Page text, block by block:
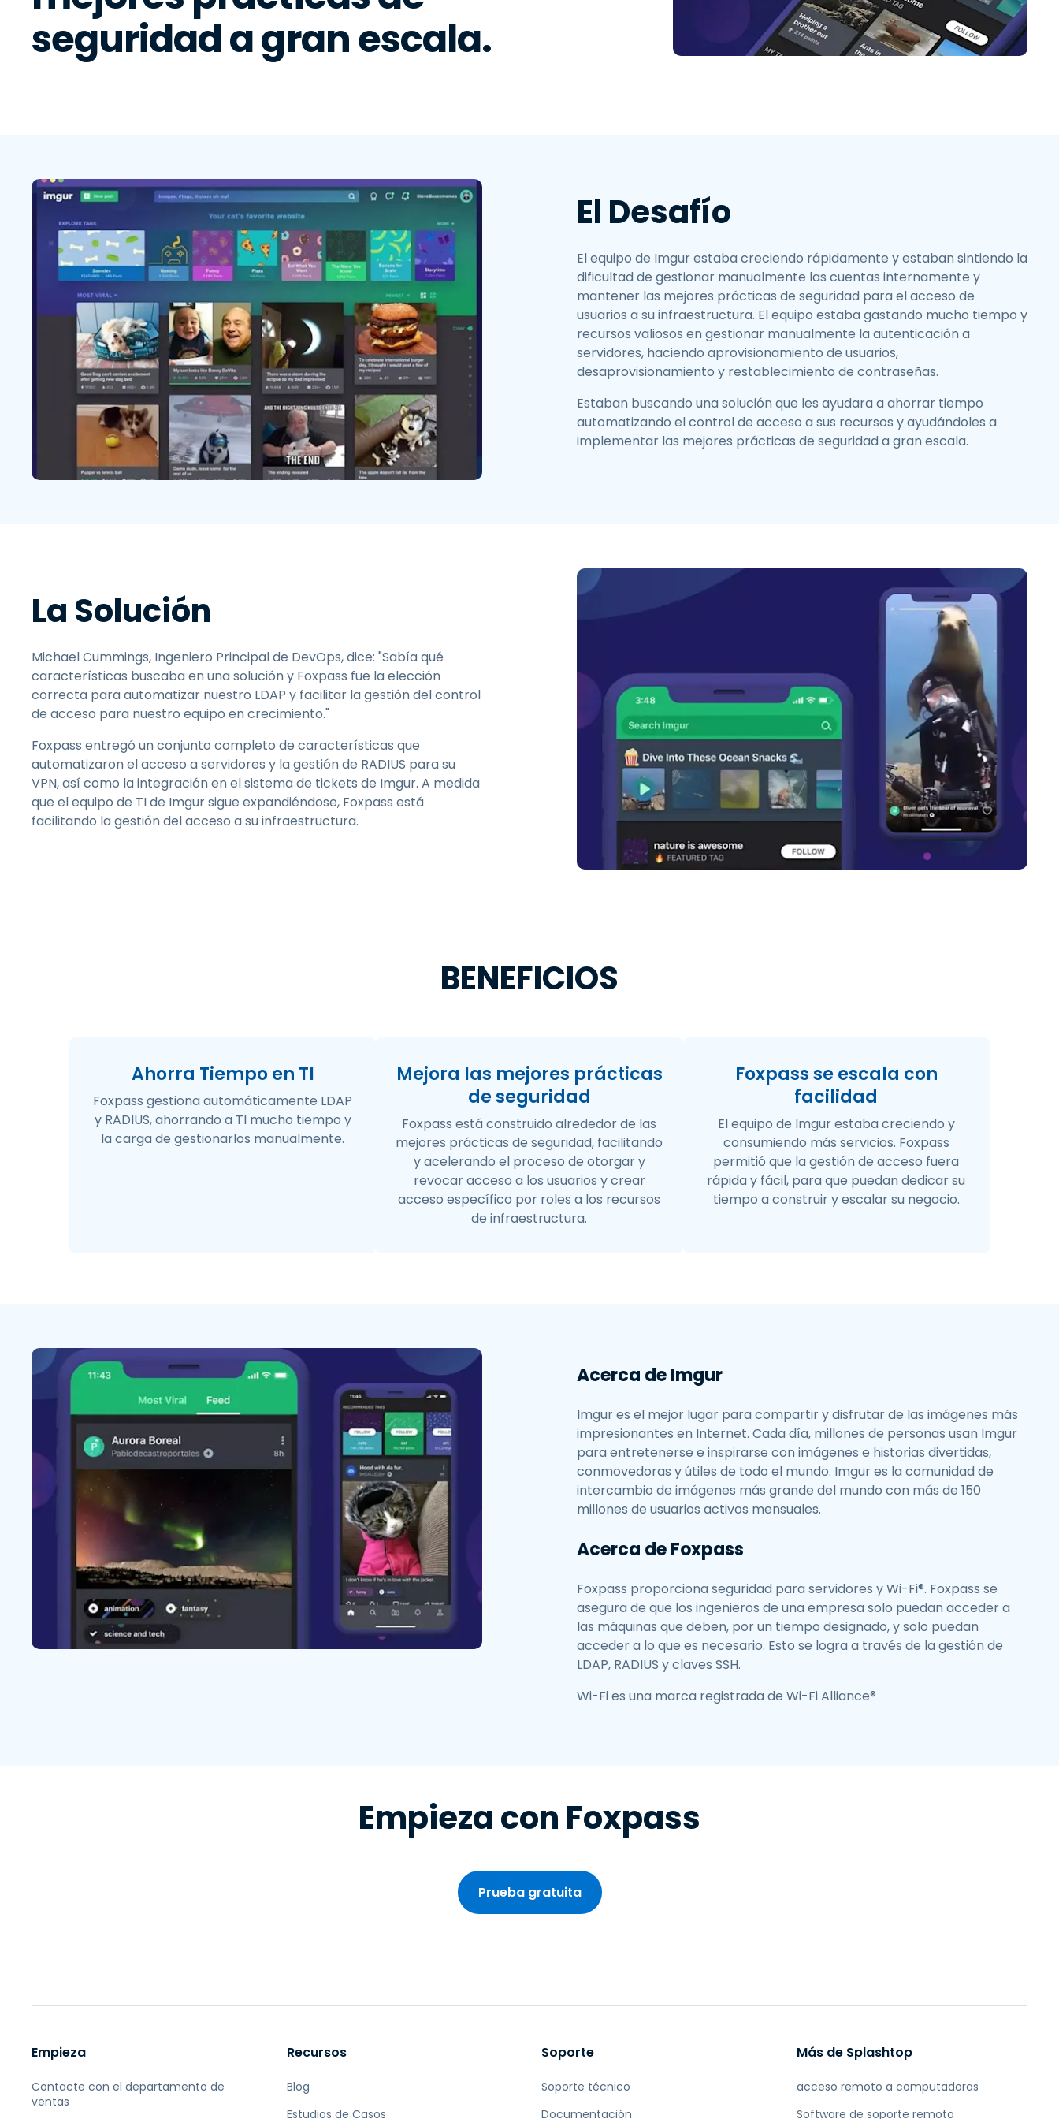
Gestión de claves y
Control de Segmentación
繁體中文
日本語
한국어
seguridad a gran escala.
El Desafío
El equipo de Imgur estaba creciendo rápidamente y estaban sintiendo la
dificultad de gestionar manualmente las cuentas internamente y
mantener las mejores prácticas de seguridad para el acceso de
usuarios a su infraestructura. El equipo estaba gastando mucho tiempo y
recursos valiosos en gestionar manualmente la autenticación a
servidores, haciendo aprovisionamiento de usuarios,
desaprovisionamiento y restablecimiento de contraseñas.
Estaban buscando una solución que les ayudara a ahorrar tiempo
automatizando el control de acceso a sus recursos y ayudándoles a
implementar las mejores prácticas de seguridad a gran escala.
La Solución
Michael Cummings, Ingeniero Principal de DevOps, dice: "Sabía qué
características buscaba en una solución y Foxpass fue la elección
correcta para automatizar nuestro LDAP y facilitar la gestión del control
de acceso para nuestro equipo en crecimiento."
Foxpass entregó un conjunto completo de características que
automatizaron el acceso a servidores y la gestión de RADIUS para su
VPN, así como la integración en el sistema de tickets de Imgur. A medida
que el equipo de TI de Imgur sigue expandiéndose, Foxpass está
facilitando la gestión del acceso a su infraestructura.
BENEFICIOS
Ahorra Tiempo en TI
Foxpass gestiona automáticamente LDAP
y RADIUS, ahorrando a TI mucho tiempo y
la carga de gestionarlos manualmente.
Mejora las mejores prácticas
de seguridad
Foxpass está construido alrededor de las
mejores prácticas de seguridad, facilitando
y acelerando el proceso de otorgar y
revocar acceso a los usuarios y crear
acceso específico por roles a los recursos
de infraestructura.
Foxpass se escala con
facilidad
El equipo de Imgur estaba creciendo y
consumiendo más servicios. Foxpass
permitió que la gestión de acceso fuera
rápida y fácil, para que puedan dedicar su
tiempo a construir y escalar su negocio.
Acerca de Imgur
Imgur es el mejor lugar para compartir y disfrutar de las imágenes más
impresionantes en Internet. Cada día, millones de personas usan Imgur
para entretenerse e inspirarse con imágenes e historias divertidas,
conmovedoras y útiles de todo el mundo. Imgur es la comunidad de
intercambio de imágenes más grande del mundo con más de 150
millones de usuarios activos mensuales.
Acerca de Foxpass
Foxpass proporciona seguridad para servidores y Wi-Fi®. Foxpass se
asegura de que los ingenieros de una empresa solo puedan acceder a
las máquinas que deben, por un tiempo designado, y solo puedan
acceder a lo que es necesario. Esto se logra a través de la gestión de
LDAP, RADIUS y claves SSH.
Wi-Fi es una marca registrada de Wi-Fi Alliance®
Empieza con Foxpass
Prueba gratuita
Empieza
Contacte con el departamento de
ventas
Recursos
Blog
Estudios de Casos
Soporte
Soporte técnico
Documentación
Más de Splashtop
acceso remoto a computadoras
Software de soporte remoto